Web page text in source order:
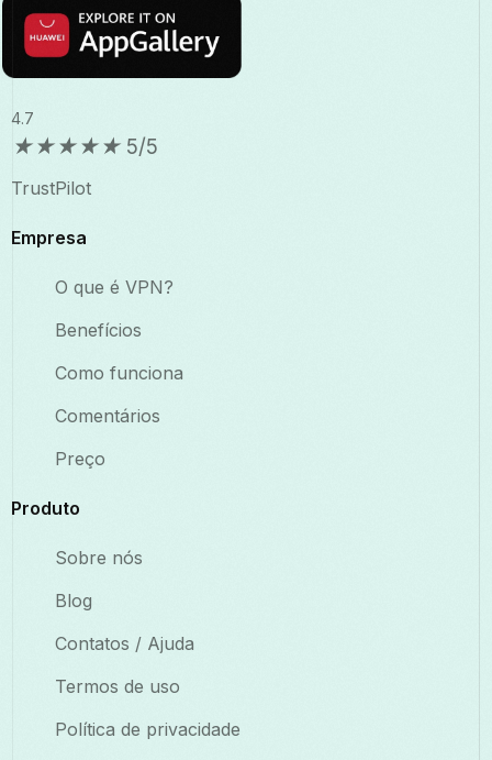
4.7
★★★★★ 5/5
TrustPilot
Empresa
O que é VPN?
Benefícios
Como funciona
Comentários
Preço
Produto
Sobre nós
Blog
Contatos / Ajuda
Termos de uso
Política de privacidade